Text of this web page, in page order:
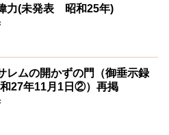
力(未発表 昭和25年)
レムの開かずの門（御垂示録
27年11月1日②）再掲